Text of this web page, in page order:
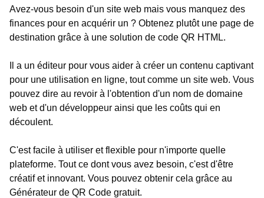
Avez-vous besoin d'un site web mais vous manquez des
finances pour en acquérir un ? Obtenez plutôt une page de
destination grâce à une solution de code QR HTML.
Il a un éditeur pour vous aider à créer un contenu captivant
pour une utilisation en ligne, tout comme un site web. Vous
pouvez dire au revoir à l'obtention d'un nom de domaine
web et d'un développeur ainsi que les coûts qui en
découlent.
C'est facile à utiliser et flexible pour n'importe quelle
plateforme. Tout ce dont vous avez besoin, c'est d'être
créatif et innovant. Vous pouvez obtenir cela grâce au
Générateur de QR Code gratuit.